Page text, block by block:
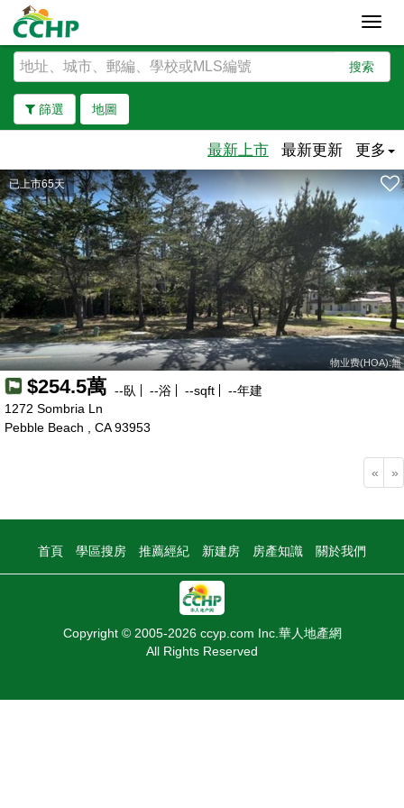
搜索
篩選 地圖
去除邊界
最新上市 最新更新 更多
已上市65天
物业费(HOA):無
$254.5萬 --臥 --浴 --sqft --年建
1272 Sombria Ln
Pebble Beach , CA 93953
« »
首頁 學區搜房 推薦經紀 新建房 房產知識 關於我們
Copyright © 2005-2026 ccyp.com Inc.華人地產網
All Rights Reserved